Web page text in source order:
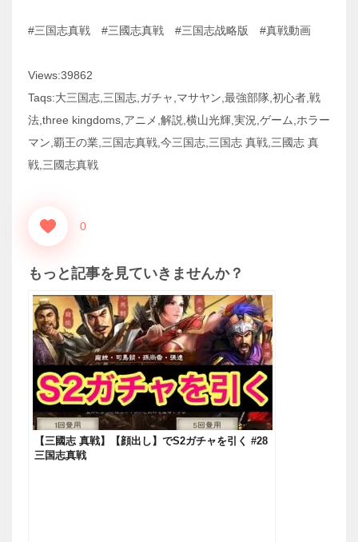
#三国志真戦 #三國志真戦 #三国志战略版 #真戦動画
Views:39862
Taqs:大三国志,三国志,ガチャ,マサヤン,最強部隊,初心者,戦
法,three kingdoms,アニメ,解説,横山光輝,実況,ゲーム,ホラー
マン,覇王の業,三国志真戦,今三国志,三国志 真戦,三國志 真
戦,三國志真戦
0
もっと記事を見ていきませんか？
【三國志 真戦】【顔出し】でS2ガチャを引く #28
三国志真戦